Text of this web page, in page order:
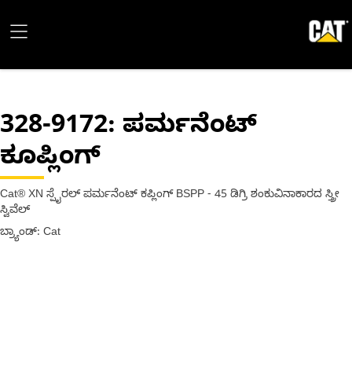
328-9172: ಪರ್ಮನೆಂಟ್
ಕೂಪ್ಲಿಂಗ್
Cat® XN ಸ್ಪೈರಲ್ ಪರ್ಮನೆಂಟ್ ಕಪ್ಲಿಂಗ್ BSPP - 45 ಡಿಗ್ರಿ ಶಂಕುವಿನಾಕಾರದ ಸ್ತ್ರೀ
ಸ್ವಿವೆಲ್
ಬ್ರ್ಯಾಂಡ್: Cat